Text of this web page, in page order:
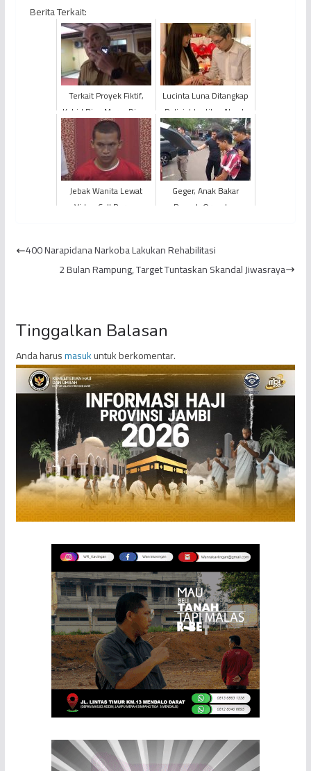
Berita Terkait:
Terkait Proyek Fiktif,
Kabid Bina Marga Dinas
PUPR Provinsi Jambi
Diperiksa Polisi
Lucinta Luna Ditangkap
Polisi, Identitas Abash
Kekasihnya Ikut
Terungkap
Jebak Wanita Lewat
Video Call Porno,
Geger, Anak Bakar
Rumah Orangtua
400 Narapidana Narkoba Lakukan Rehabilitasi
2 Bulan Rampung, Target Tuntaskan Skandal Jiwasraya
Tinggalkan Balasan
Anda harusmasukuntuk berkomentar.